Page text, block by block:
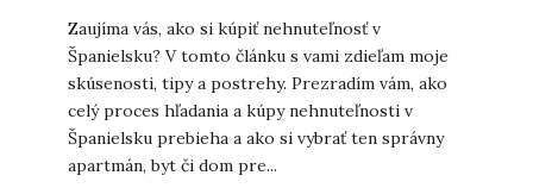
Zaujíma vás, ako si kúpiť nehnuteľnosť v
Španielsku? V tomto článku s vami zdieľam moje
skúsenosti, tipy a postrehy. Prezradím vám, ako
celý proces hľadania a kúpy nehnuteľnosti v
Španielsku prebieha a ako si vybrať ten správny
apartmán, byt či dom pre...